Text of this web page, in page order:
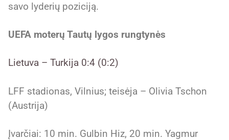
savo lyderių poziciją.
UEFA moterų Tautų lygos rungtynės
Lietuva – Turkija 0:4 (0:2)
LFF stadionas, Vilnius; teisėja – Olivia Tschon
(Austrija)
Įvarčiai: 10 min. Gulbin Hiz, 20 min. Yagmur